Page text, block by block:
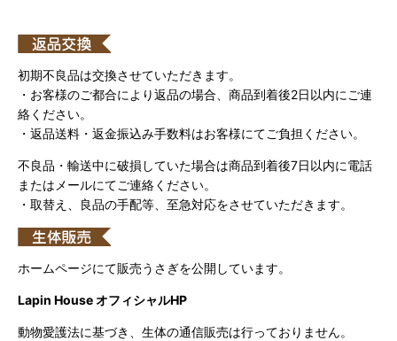
初期不良品は交換させていただきます。
・お客様のご都合により返品の場合、商品到着後2日以内にご連
絡ください。
・返品送料・返金振込み手数料はお客様にてご負担ください。
不良品・輸送中に破損していた場合は商品到着後7日以内に電話
またはメールにてご連絡ください。
・取替え、良品の手配等、至急対応をさせていただきます。
ホームページにて販売うさぎを公開しています。
Lapin House オフィシャルHP
動物愛護法に基づき、生体の通信販売は行っておりません。